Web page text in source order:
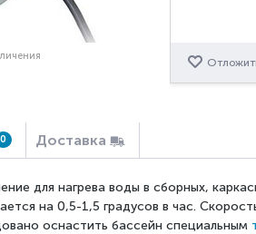
0 Доставка
для нагрева воды в сборных,
на 0,5-1,5 градусов в час.
оснастить бассейн специальным